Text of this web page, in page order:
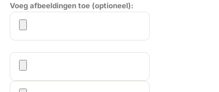
Voeg afbeeldingen toe (optioneel):
Gelieve dit veld leeg te laten.